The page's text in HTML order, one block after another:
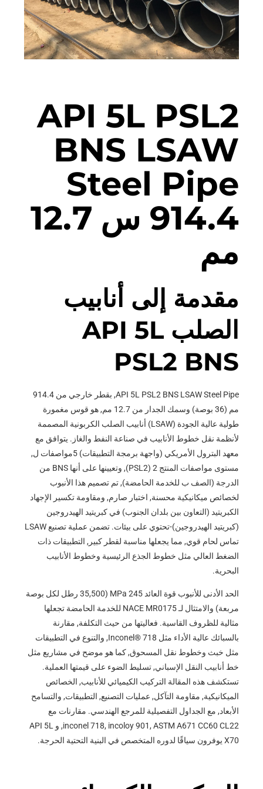
API 5L PSL2
BNS LSAW
Steel Pipe
914.4 س 12.7
مم
مقدمة إلى أنابيب
الصلب API 5L
PSL2 BNS
API 5L PSL2 BNS LSAW Steel Pipe, بقطر خارجي من 914.4
مم (36 بوصة) وسمك الجدار من 12.7 مم, هو قوس مغمورة
طولية عالية الجودة (LSAW) أنابيب الصلب الكربونية المصممة
لأنظمة نقل خطوط الأنابيب في صناعة النفط والغاز. يتوافق مع
معهد البترول الأمريكي (واجهة برمجة التطبيقات) 5مواصفات ل,
مستوى مواصفات المنتج 2 (PSL2), وتعيينها على أنها BNS من
الدرجة (الصف ب للخدمة الحامضة), تم تصميم هذا الأنبوب
لخصائص ميكانيكية محسنة, اختبار صارم, ومقاومة تكسير الإجهاد
الكبريتيد (التعاون بين بلدان الجنوب) في كبريتيد الهيدروجين
(كبريتيد الهيدروجين)-تحتوي على بيئات. تضمن عملية تصنيع LSAW
تماس لحام قوي, مما يجعلها مناسبة لقطر كبير, التطبيقات ذات
الضغط العالي مثل خطوط الجذع الرئيسية وخطوط الأنابيب
البحرية.
الحد الأدنى للأنبوب قوة العائد 245 MPa (35,500 رطل لكل بوصة
مربعة) والامتثال لـ NACE MR0175 للخدمة الحامضة تجعلها
مثالية للظروف القاسية. فعاليتها من حيث التكلفة, مقارنة
بالسبائك عالية الأداء مثل Inconel® 718, والتنوع في التطبيقات
مثل خبث وخطوط نقل المسحوق, كما هو موضح في مشاريع مثل
خط أنابيب النقل الإسباني, تسليط الضوء على قيمتها العملية.
تستكشف هذه المقالة التركيب الكيميائي للأنابيب, الخصائص
الميكانيكية, مقاومة التآكل, عمليات التصنيع, التطبيقات, والتسامح
الأبعاد, مع الجداول التفصيلية للمرجع الهندسي. مقارنات مع
inconel 718, incoloy 901, ASTM A671 CC60 CL22, و API 5L
X70 يوفرون سياقًا لدوره المتخصص في البنية التحتية الحرجة.